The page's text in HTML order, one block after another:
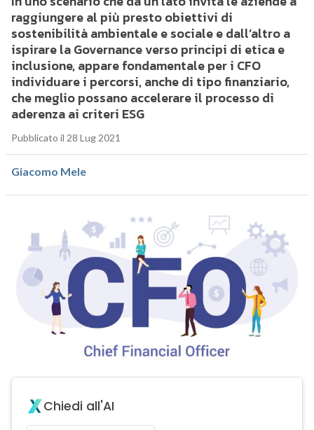
raggiungere al più presto obiettivi di
sostenibilità ambientale e sociale e dall’altro a
ispirare la Governance verso principi di etica e
inclusione, appare fondamentale per i CFO
individuare i percorsi, anche di tipo finanziario,
che meglio possano accelerare il processo di
aderenza ai criteri ESG
Pubblicato il 28 Lug 2021
Giacomo Mele
Chiedi all'AI